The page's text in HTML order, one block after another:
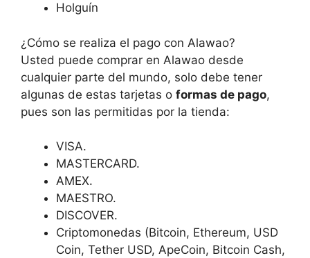
Holguín
¿Cómo se realiza el pago con Alawao?
Usted puede comprar en Alawao desde
cualquier parte del mundo, solo debe tener
algunas de estas tarjetas o formas de pago,
pues son las permitidas por la tienda:
VISA.
MASTERCARD.
AMEX.
MAESTRO.
DISCOVER.
Criptomonedas (Bitcoin, Ethereum, USD
Coin, Tether USD, ApeCoin, Bitcoin Cash,